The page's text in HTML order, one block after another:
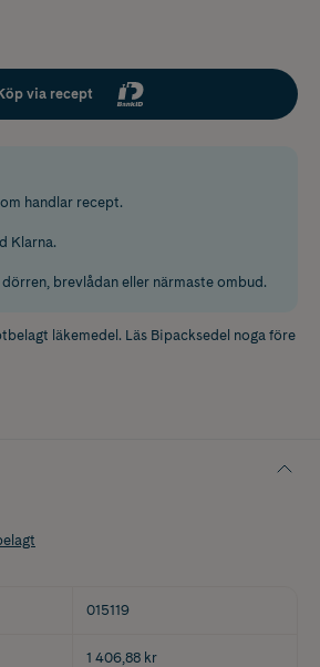
via recept
handlar recept.
Klarna.
brevlådan eller närmaste ombud.
läkemedel. Läs Bipacksedel noga före
015119
1 406,88 kr